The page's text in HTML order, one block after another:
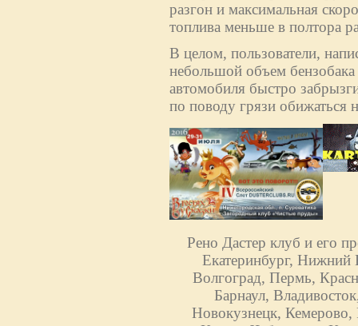
разгон и максимальная
топлива меньше в полтора
В целом, пользователи,
небольшой объем бензобака
автомобиля быстро
по поводу грязи обижаться
Рено Дастер клуб и его
Екатеринбург, Нижний
Волгоград, Пермь,
Барнаул,
Новокузнецк,